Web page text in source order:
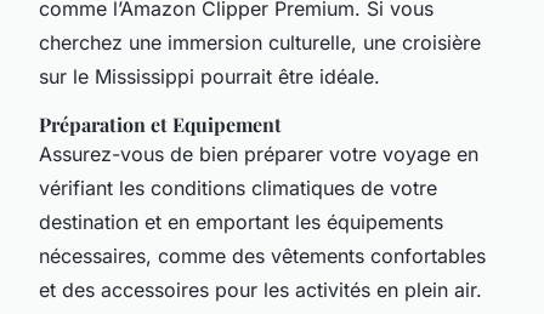
comme l’Amazon Clipper Premium. Si vous
cherchez une immersion culturelle, une croisière
sur le Mississippi pourrait être idéale.
Préparation et Equipement
Assurez-vous de bien préparer votre voyage en
vérifiant les conditions climatiques de votre
destination et en emportant les équipements
nécessaires, comme des vêtements confortables
et des accessoires pour les activités en plein air.